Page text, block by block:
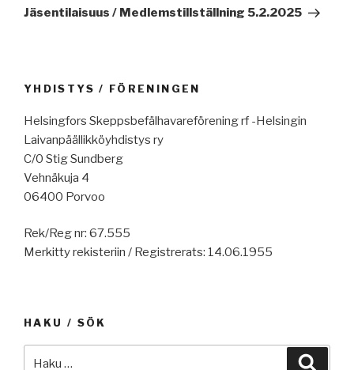
artikkeli
Jäsentilaisuus / Medlemstillställning 5.2.2025
YHDISTYS / FÖRENINGEN
Helsingfors Skeppsbefälhavareförening rf -Helsingin
Laivanpäällikköyhdistys ry
C/0 Stig Sundberg
Vehnäkuja 4
06400 Porvoo
Rek/Reg nr: 67.555
Merkitty rekisteriin / Registrerats: 14.06.1955
HAKU / SÖK